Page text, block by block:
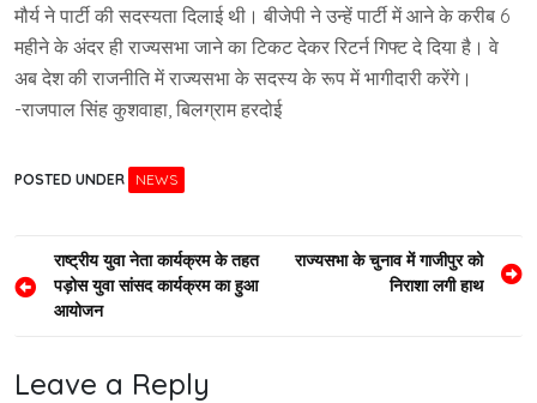
मौर्य ने पार्टी की सदस्यता दिलाई थी। बीजेपी ने उन्हें पार्टी में आने के करीब 6
महीने के अंदर ही राज्यसभा जाने का टिकट देकर रिटर्न गिफ्ट दे दिया है। वे
अब देश की राजनीति में राज्यसभा के सदस्य के रूप में भागीदारी करेंगे।
-राजपाल सिंह कुशवाहा, बिलग्राम हरदोई
POSTED UNDER NEWS
Post
navigation
राष्ट्रीय युवा नेता कार्यक्रम के तहत
पड़ोस युवा सांसद कार्यक्रम का हुआ
आयोजन
राज्यसभा के चुनाव में गाजीपुर को
निराशा लगी हाथ
Leave a Reply